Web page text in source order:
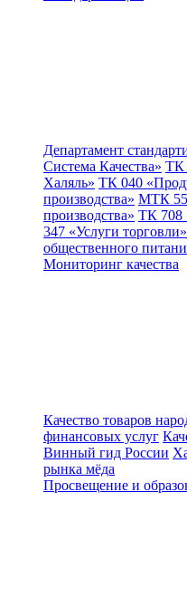
Департамент
Система Качества» ТК
Халяль» ТК 040
производства» МТК
производства» ТК 708
347 «Услуги торговли»
общественного
Мониторинг качества
Качество товаров
финансовых услуг
Винный гид России
рынка мёда
Просвещение и